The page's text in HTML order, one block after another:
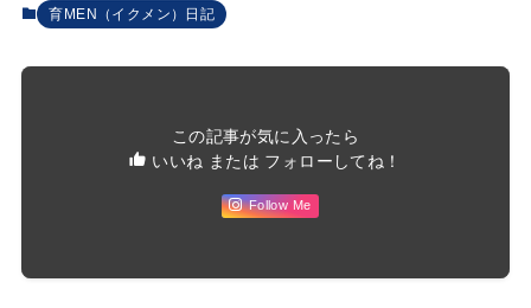
育MEN（イクメン）日記
この記事が気に入ったら
いいね または フォローしてね！
Follow Me